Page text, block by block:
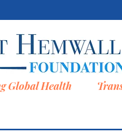
Global Health